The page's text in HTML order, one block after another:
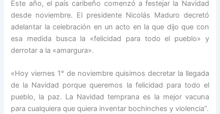
Este año, el país caribeño comenzó a festejar la Navidad
desde noviembre. El presidente Nicolás Maduro decretó
adelantar la celebración en un acto en la que dijo que con
esa medida busca la «felicidad para todo el pueblo» y
derrotar a la «amargura».
«Hoy viernes 1° de noviembre quisimos decretar la llegada
de la Navidad porque queremos la felicidad para todo el
pueblo, la paz. La Navidad temprana es la mejor vacuna
para cualquiera que quiera inventar bochinches y violencia”.